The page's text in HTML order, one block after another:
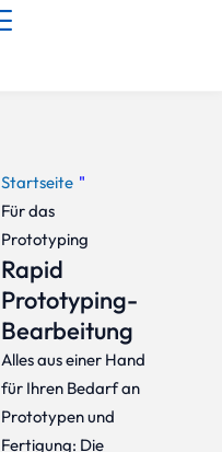
Startseite "
Für das
Prototyping
Rapid
Prototyping-
Bearbeitung
Alles aus einer Hand
für Ihren Bedarf an
Prototypen und
Fertigung: Die